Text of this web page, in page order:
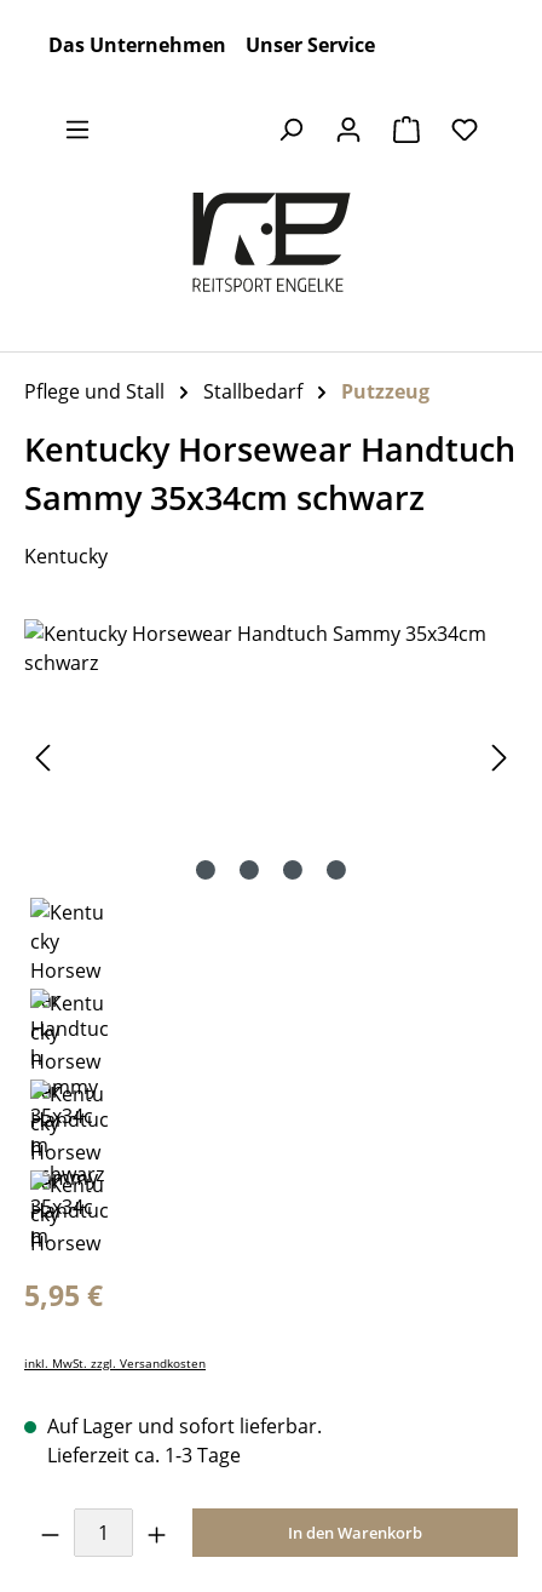
Das Unternehmen Unser Service
Warenkorb
Pflege und Stall Stallbedarf Putzzeug
Kentucky Horsewear Handtuch
Sammy 35x34cm schwarz
Kentucky
Bildergalerie überspringen
Regulärer Preis:
5,95 €
inkl. MwSt. zzgl. Versandkosten
Auf Lager und sofort lieferbar.
Lieferzeit ca. 1-3 Tage
Produkt Anzahl: Gib den gewünschten
In den Warenkorb